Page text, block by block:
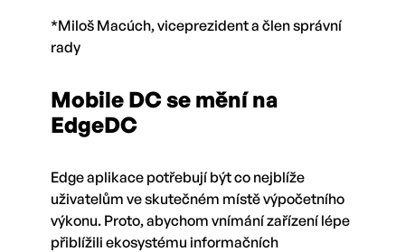
*Miloš Macúch, viceprezident a člen správní
rady
Mobile DC se mění na
EdgeDC
Edge aplikace potřebují být co nejblíže
uživatelům ve skutečném místě výpočetního
výkonu. Proto, abychom vnímání zařízení lépe
přiblížili ekosystému informačních